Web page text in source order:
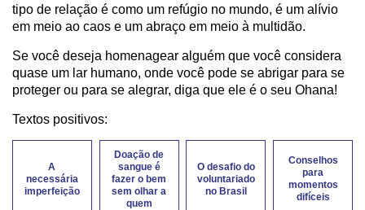
tipo de relação é como um refúgio no mundo, é um alívio
em meio ao caos e um abraço em meio à multidão.
Se você deseja homenagear alguém que você considera
quase um lar humano, onde você pode se abrigar para se
proteger ou para se alegrar, diga que ele é o seu Ohana!
Textos positivos:
A
necessária
imperfeição
Doação de
sangue é
fazer o bem
sem olhar a
quem
O desafio do
voluntariado
no Brasil
Conselhos
para
momentos
difíceis